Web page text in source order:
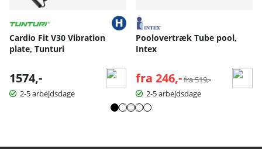
Cardio Fit V30 Vibration
plate, Tunturi
1574,-
2-5 arbejdsdage
Poolovertræk Tube pool,
Intex
fra 246,- Normalpris:
fra 519,-
2-5 arbejdsdage